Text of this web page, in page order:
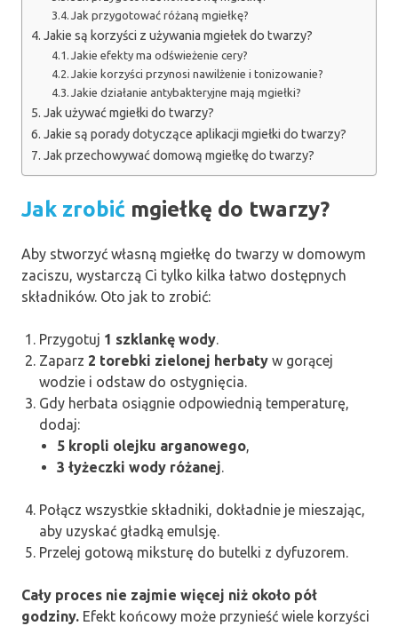
Jak przygotować różaną mgiełkę?
Jakie są korzyści z używania mgiełek do twarzy?
Jakie efekty ma odświeżenie cery?
Jakie korzyści przynosi nawilżenie i tonizowanie?
Jakie działanie antybakteryjne mają mgiełki?
Jak używać mgiełki do twarzy?
Jakie są porady dotyczące aplikacji mgiełki do twarzy?
Jak przechowywać domową mgiełkę do twarzy?
Jak zrobić mgiełkę do twarzy?
Aby stworzyć własną mgiełkę do twarzy w domowym
zaciszu, wystarczą Ci tylko kilka łatwo dostępnych
składników. Oto jak to zrobić:
Przygotuj 1 szklankę wody.
Zaparz 2 torebki zielonej herbaty w gorącej
wodzie i odstaw do ostygnięcia.
Gdy herbata osiągnie odpowiednią temperaturę,
dodaj:
5 kropli olejku arganowego,
3 łyżeczki wody różanej.
Połącz wszystkie składniki, dokładnie je mieszając,
aby uzyskać gładką emulsję.
Przelej gotową miksturę do butelki z dyfuzorem.
Cały proces nie zajmie więcej niż około pół
godziny. Efekt końcowy może przynieść wiele korzyści